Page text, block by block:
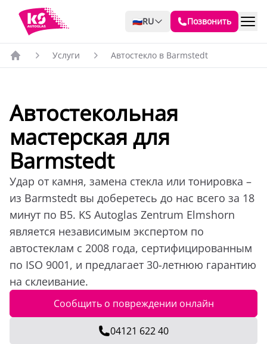
🇷🇺RU Позвонить
Услуги Автостекло в Barmstedt
Автостекольная
мастерская для
Barmstedt
Удар от камня, замена стекла или тонировка –
из Barmstedt вы доберетесь до нас всего за 18
минут по B5. KS Autoglas Zentrum Elmshorn
является независимым экспертом по
автостеклам с 2008 года, сертифицированным
по ISO 9001, и предлагает 30-летнюю гарантию
на склеивание.
Сообщить о повреждении онлайн
04121 622 40